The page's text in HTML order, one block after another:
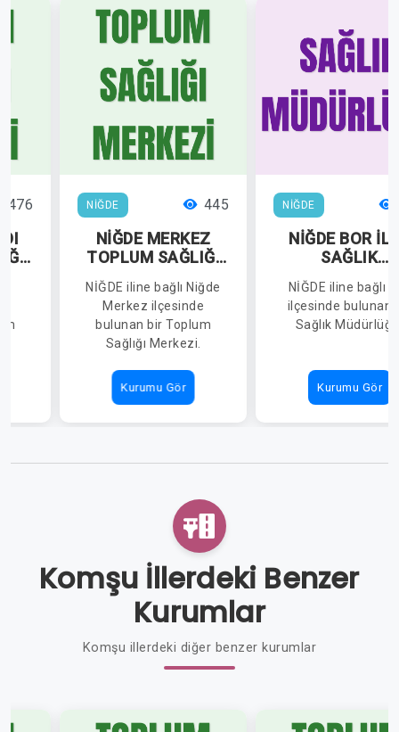
476 NİĞDE 445
NİĞDE MERKEZ
TOPLUM SAĞLIĞI
NİĞDE iline bağlı Niğde
Merkez ilçesinde
bulunan bir Toplum
Sağlığı Merkezi.
Kurumu Gör
NİĞDE
NİĞDE BOR
SAĞLIK
MÜDÜRLÜĞÜ
NİĞDE iline bağlı
ilçesinde bulunan
Sağlık
Kurumu Gör
Komşu İllerdeki Benzer
Kurumlar
Komşu illerdeki diğer benzer kurumlar